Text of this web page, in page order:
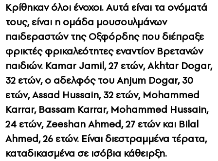
Κρίθηκαν όλοι ένοχοι. Αυτά είναι τα ονόματά
τους, είναι η ομάδα μουσουλμάνων
παιδεραστών της Οξφόρδης που διέπραξε
φρικτές φρικαλεότητες εναντίον Βρετανών
παιδιών. Kamar Jamil, 27 ετών, Akhtar Dogar,
32 ετών, ο αδελφός του Anjum Dogar, 30
ετών, Assad Hussain, 32 ετών, Mohammed
Karrar, Bassam Karrar, Mohammed Hussain,
24 ετών, Zeeshan Ahmed, 27 ετών και Bilal
Ahmed, 26 ετών. Είναι διεστραμμένα τέρατα,
καταδικασμένα σε ισόβια κάθειρξη.